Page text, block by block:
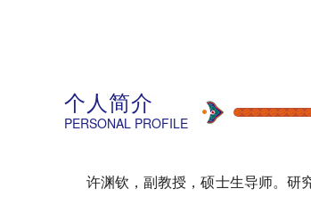
个人简介
PERSONAL PROFILE
许渊钦，副教授，硕士生导师。研